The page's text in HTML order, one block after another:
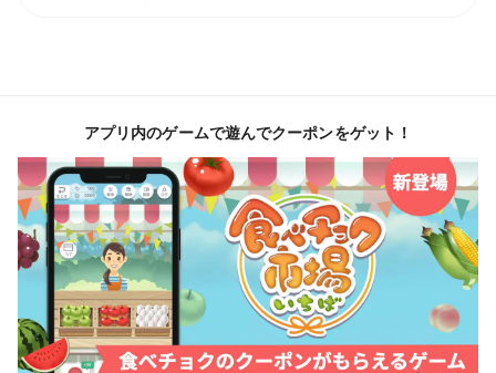
アプリ内のゲームで遊んでクーポンをゲット！